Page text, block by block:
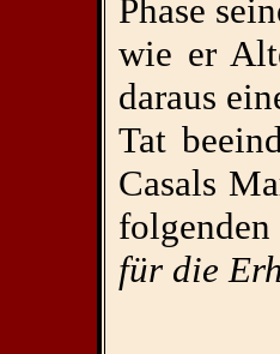
Phase
wie er
daraus
Tat
Casals
für die